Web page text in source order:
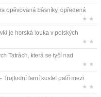
opěvovaná básníky, opředená
★ ★
je horská louka v polských
★ ★
Tatrách, která se tyčí nad
★ ★
- Trojlodní farní kostel patří mezi
★ ★